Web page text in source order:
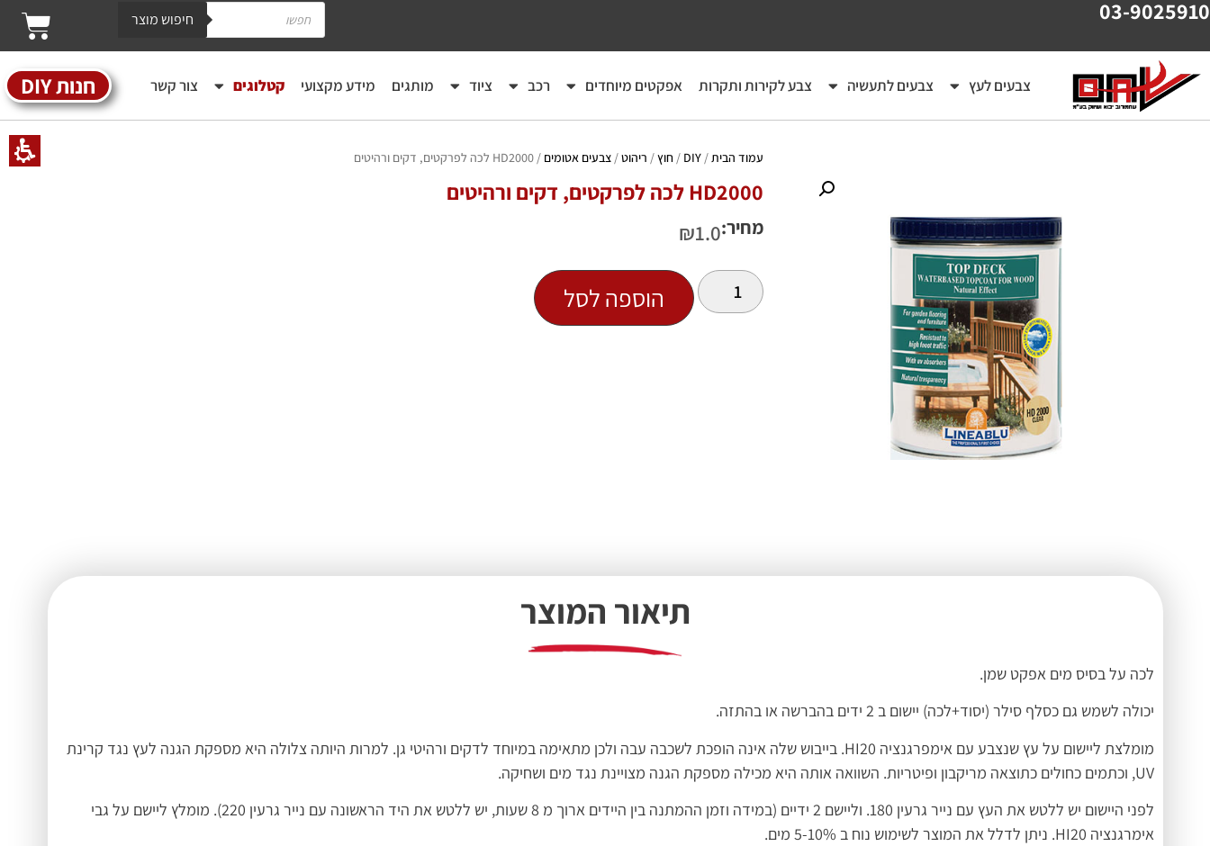
03-9025910 חיפוש מוצר
צבעים לעץ צבעים לתעשיה צבע לקירות ותקרות אפקטים מיוחדים רכב ציוד מותגים מידע מקצועי קטלוגים צור קשר חנות DIY
עמוד הבית/
DIY
/ חוץ/ ריהוט/ צבעים אטומים / HD2000 לכה לפרקטים, דקים ורהיטים
HD2000 לכה לפרקטים, דקים ורהיטים
מחיר: ₪1.0
הוספה לסל
תיאור המוצר
לכה על בסיס מים אפקט שמן.
יכולה לשמש גם כסלף סילר (יסוד+לכה) יישום ב 2 ידים בהברשה או בהתזה.
מומלצת ליישום על עץ שנצבע עם אימפרגנציה HI20. בייבוש שלה אינה הופכת לשכבה עבה ולכן מתאימה במיוחד לדקים ורהיטי גן. למרות היותה צלולה היא מספקת הגנה לעץ נגד קרינת
UV, וכתמים כחולים כתוצאה מריקבון ופיטריות. השוואה אותה היא מכילה מספקת הגנה מצויינת נגד מים ושחיקה.
לפני היישום יש ללטש את העץ עם נייר גרעין 180. וליישם 2 ידיים (במידה וזמן ההמתנה בין היידים ארוך מ 8 שעות, יש ללטש את היד הראשונה עם נייר גרעין 220). מומלץ ליישם על גבי
אימרגנציה HI20. ניתן לדלל את המוצר לשימוש נוח ב 5-10% מים.